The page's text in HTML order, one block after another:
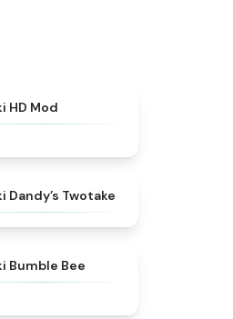
HD Mod
★
Dandy’s Twotake
Bumble Bee